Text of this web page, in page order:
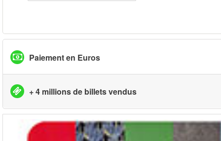
Paiement en Euros
+ 4 millions de billets vendus